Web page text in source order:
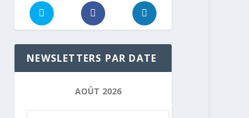
NEWSLETTERS PAR DATE
AOÛT 2026